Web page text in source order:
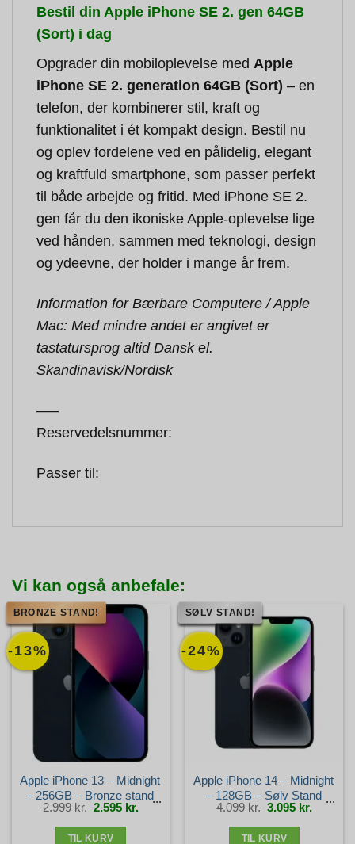
Bestil din Apple iPhone SE 2. gen 64GB
(Sort) i dag
Opgrader din mobiloplevelse med Apple
iPhone SE 2. generation 64GB (Sort) – en
telefon, der kombinerer stil, kraft og
funktionalitet i ét kompakt design. Bestil nu
og oplev fordelene ved en pålidelig, elegant
og kraftfuld smartphone, som passer perfekt
til både arbejde og fritid. Med iPhone SE 2.
gen får du den ikoniske Apple-oplevelse lige
ved hånden, sammen med teknologi, design
og ydeevne, der holder i mange år frem.
Information for Bærbare Computere / Apple
Mac: Med mindre andet er angivet er
tastatursprog altid Dansk el.
Skandinavisk/Nordisk
—–
Reservedelsnummer:
Passer til:
Vi kan også anbefale:
-13%
BRONZE STAND!
Apple iPhone 13 – Midnight
– 256GB – Bronze stand
2.999kr. Den
oprindelige
pris
2.595 kr. Den
aktuelle
pris
TIL KURV
-24%
SØLV STAND!
Apple iPhone 14 – Midnight
– 128GB – Sølv Stand
4.099kr. Den
oprindelige
pris
3.095 kr. Den
aktuelle
pris
TIL KURV